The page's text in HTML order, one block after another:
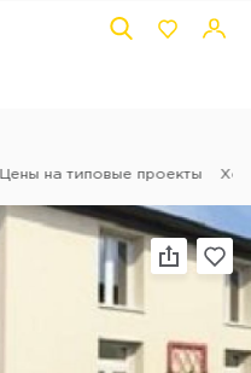
Цены на типовые проекты Ход